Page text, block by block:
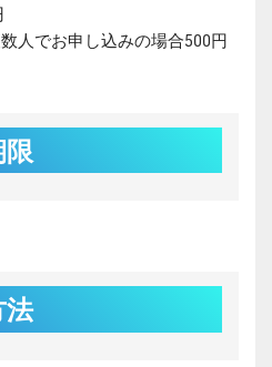
人でお申し込みの場合500円